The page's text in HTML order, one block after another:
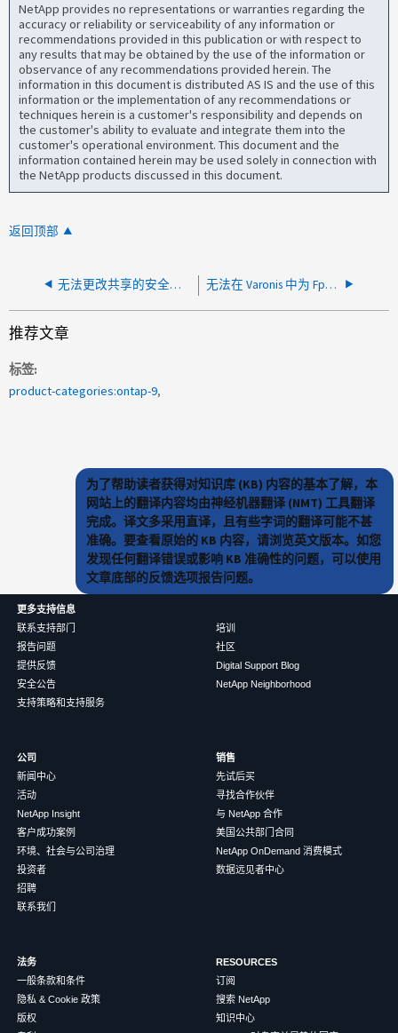
NetApp provides no representations or warranties regarding the
accuracy or reliability or serviceability of any information or
recommendations provided in this publication or with respect to
any results that may be obtained by the use of the information or
observance of any recommendations provided herein. The
information in this document is distributed AS IS and the use of this
information or the implementation of any recommendations or
techniques herein is a customer's responsibility and depends on
the customer's ability to evaluate and integrate them into the
customer's operational environment. This document and the
information contained herein may be used solely in connection with
the NetApp products discussed in this document.
返回顶部
无法更改共享的安全权限 无法在 Varonis 中为 Fpolicy 配置集群，错误为 -2147467259
推荐文章
标签
product-categories:ontap-9
为了帮助读者获得对知识库 (KB) 内容的基本了解，本
网站上的翻译内容均由神经机器翻译 (NMT) 工具翻译
完成。译文多采用直译，且有些字词的翻译可能不甚
准确。要查看原始的 KB 内容，请浏览英文版本。如您
发现任何翻译错误或影响 KB 准确性的问题，可以使用
文章底部的反馈选项报告问题。
更多支持信息
联系支持部门
报告问题
提供反馈
安全公告
支持策略和支持服务
培训
社区
Digital Support Blog
NetApp Neighborhood
公司
新闻中心
活动
NetApp Insight
客户成功案例
环境、社会与公司治理
投资者
招聘
联系我们
销售
先试后买
寻找合作伙伴
与 NetApp 合作
美国公共部门合同
NetApp OnDemand 消费模式
数据远见者中心
法务
一般条款和条件
隐私 & Cookie 政策
版权
RESOURCES
订阅
搜索 NetApp
知识中心